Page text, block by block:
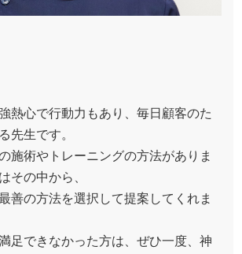
熱心で行動力もあり、毎日顧客のた
先生です。
施術やトレーニングの方法がありま
その中から、
善の方法を選択して提案してくれま
足できなかった方は、ぜひ一度、神